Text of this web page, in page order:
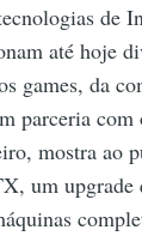
de
até hoje
games, da
parceria com
mostra ao
um upgrade